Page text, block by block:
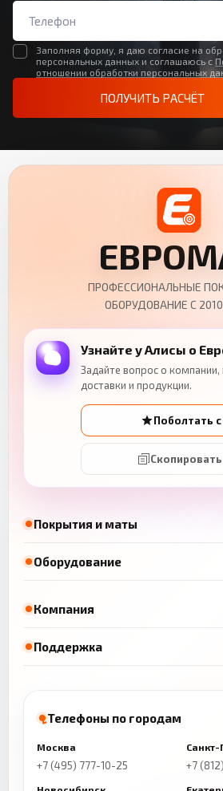
Заполняя форму, я даю согласие на
персональных данных и соглашаюсь с
отношении обработки персональных
ПОЛУЧИТЬ РАСЧЁТ
Покрытия и маты
Оборудование
ПРОФЕССИОНАЛЬНЫЕ
ОБОРУДОВАНИЕ С
Узнайте у Алисы о
Задайте вопрос о компании,
доставки и продукции.
Поболтать
Компания
Поддержка
Телефоны по городам
Москва
+7 (495) 777-10-25
Санкт-
+7